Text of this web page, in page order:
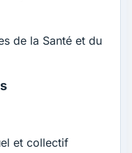
de la Santé et du
et collectif